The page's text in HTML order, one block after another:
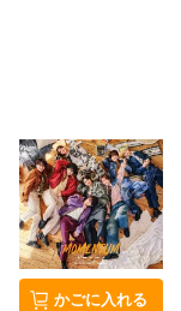
かごに入れる